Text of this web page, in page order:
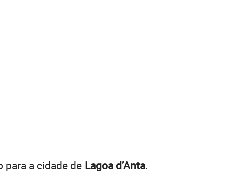
a cidade de Lagoa d’Anta.